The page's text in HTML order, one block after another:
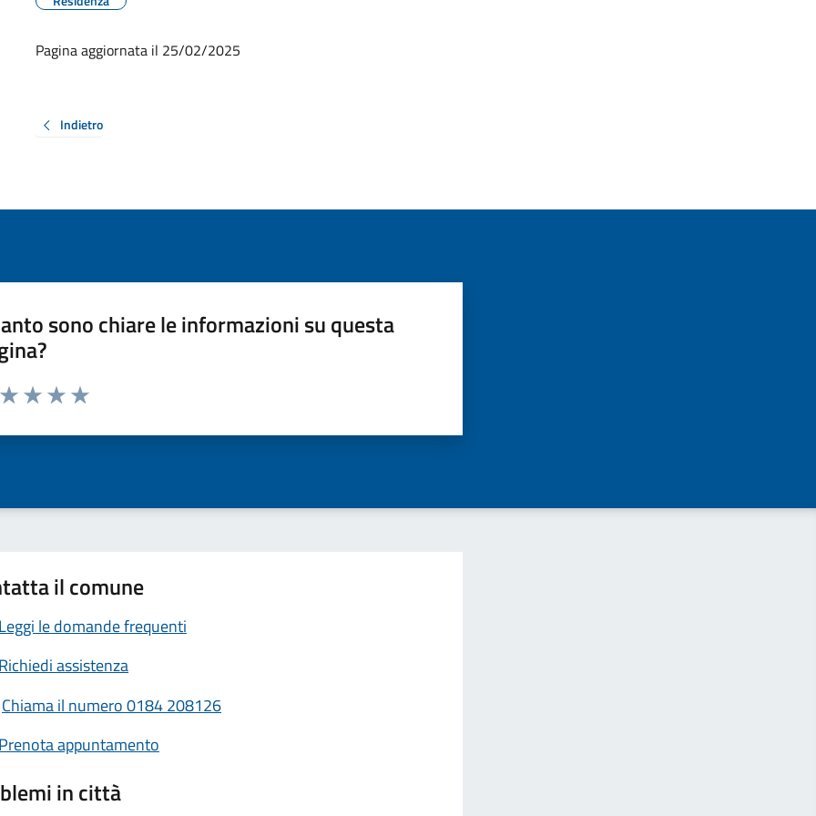
Pagina aggiornata il 25/02/2025
Indietro
sono chiare le informazioni su questa
da 1 a 5 stelle la pagina
il comune
Leggi le domande frequenti
Richiedi assistenza
Chiama il numero 0184 208126
Prenota appuntamento
in città